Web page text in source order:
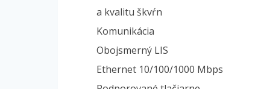
a kvalitu škvŕn
Komunikácia
Obojsmerný LIS
Ethernet 10/100/1000 Mbps